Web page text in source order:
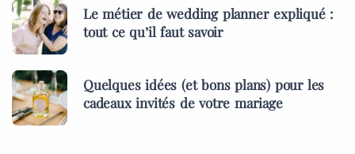
Le métier de wedding planner expliqué :
tout ce qu’il faut savoir
Quelques idées (et bons plans) pour les
cadeaux invités de votre mariage